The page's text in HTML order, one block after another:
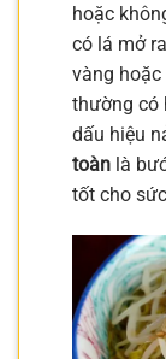
hoặc
có lá mở
vàng
thường có
dấu hiệu
toàn là
tốt cho